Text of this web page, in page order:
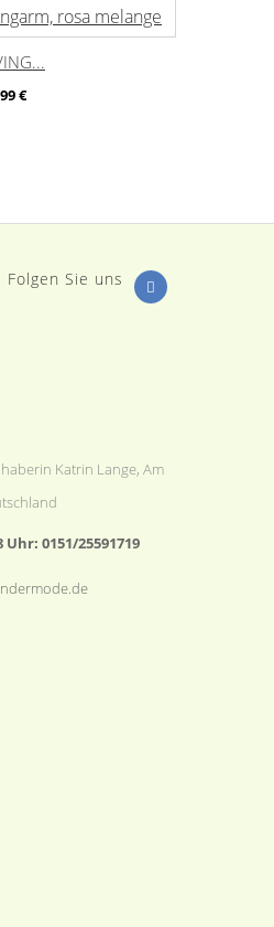
€
Folgen Sie uns
Katrin Lange, Am
Uhr: 0151/25591719